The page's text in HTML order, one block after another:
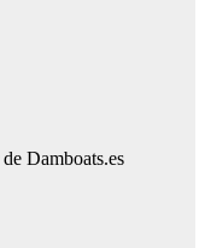
Damboats.es